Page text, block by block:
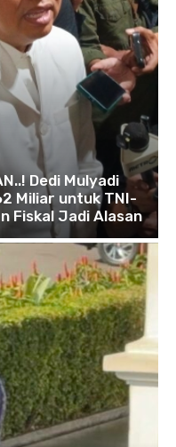
Dedi Mulyadi
Miliar untuk TNI-
Fiskal Jadi Alasan